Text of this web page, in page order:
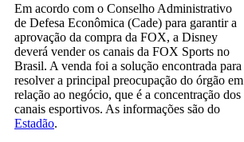
Em acordo com o Conselho Administrativo
de Defesa Econômica (Cade) para garantir a
aprovação da compra da FOX, a Disney
deverá vender os canais da FOX Sports no
Brasil. A venda foi a solução encontrada para
resolver a principal preocupação do órgão em
relação ao negócio, que é a concentração dos
canais esportivos. As informações são do
Estadão.